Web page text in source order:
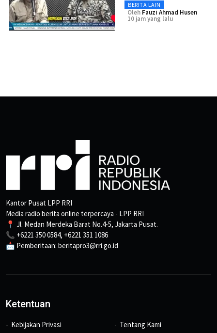
BERITA LAIN
Oleh Fauzi Ahmad Husen
10 jam yang lalu
Kantor Pusat LPP RRI
Media radio berita online terpercaya - LPP RRI
📍 Jl. Medan Merdeka Barat No.4-5, Jakarta Pusat.
📞 +6221 350 0584, +6221 351 1086
📩 Pemberitaan: beritapro3@rri.go.id
Ketentuan
Kebijakan Privasi
Tentang Kami